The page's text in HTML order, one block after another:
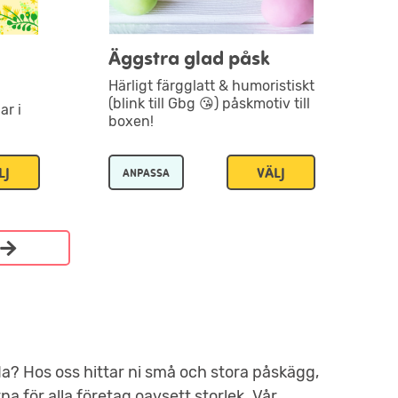
i
Äggstra glad påsk
Härligt färgglatt & humoristiskt
(blink till Gbg 😘) påskmotiv till
boxen!
ANPASSA VÄLJ
Hos oss hittar ni små och stora påskägg,